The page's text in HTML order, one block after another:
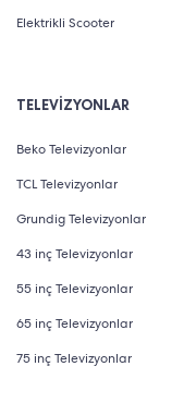
Elektrikli Scooter
TELEVİZYONLAR
Beko Televizyonlar
TCL Televizyonlar
Grundig Televizyonlar
43 inç Televizyonlar
55 inç Televizyonlar
65 inç Televizyonlar
75 inç Televizyonlar